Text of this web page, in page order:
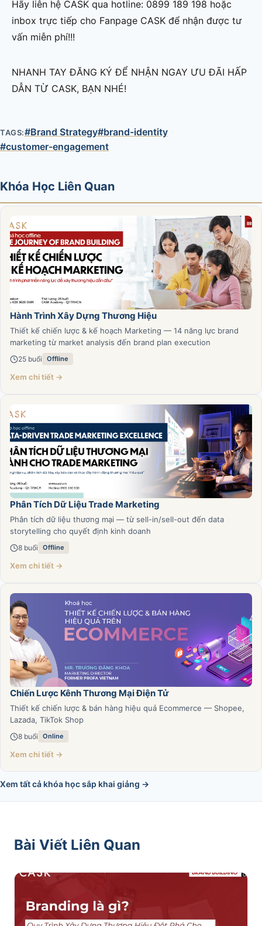
Hãy liên hệ CASK qua hotline: 0899 189 198 hoặc
inbox trực tiếp cho Fanpage CASK để nhận được tư
vấn miễn phí!!!
NHANH TAY ĐĂNG KÝ ĐỂ NHẬN NGAY ƯU ĐÃI HẤP
DẪN TỪ CASK, BẠN NHÉ!
TAGS:#Brand Strategy#brand-identity
#customer-engagement
Khóa Học Liên Quan
Hành Trình Xây Dựng Thương Hiệu
Thiết kế chiến lược & kế hoạch Marketing — 14 năng lực brand
marketing từ market analysis đến brand plan execution
25 buổi Offline
Xem chi tiết →
Phân Tích Dữ Liệu Trade Marketing
Phân tích dữ liệu thương mại — từ sell-in/sell-out đến data
storytelling cho quyết định kinh doanh
8 buổi Offline
Xem chi tiết →
Chiến Lược Kênh Thương Mại Điện Tử
Thiết kế chiến lược & bán hàng hiệu quả Ecommerce — Shopee,
Lazada, TikTok Shop
8 buổi Online
Xem chi tiết →
Xem tất cả khóa học sắp khai giảng →
Bài Viết Liên Quan